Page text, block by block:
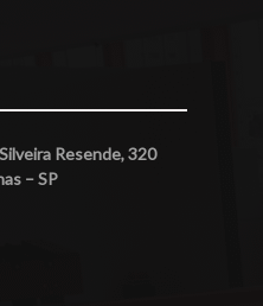
Resende, 320
– SP